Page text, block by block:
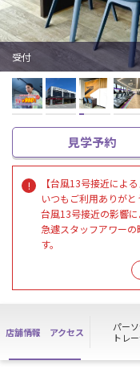
受付
見学予約
【台風13号接近によ
いつもご利用ありがと
台風13号接近の影響
急遽スタッフアワー
す。
メンバーの皆様・ご
予めご了承いただき
店舗情報 アクセス
パー
トレ